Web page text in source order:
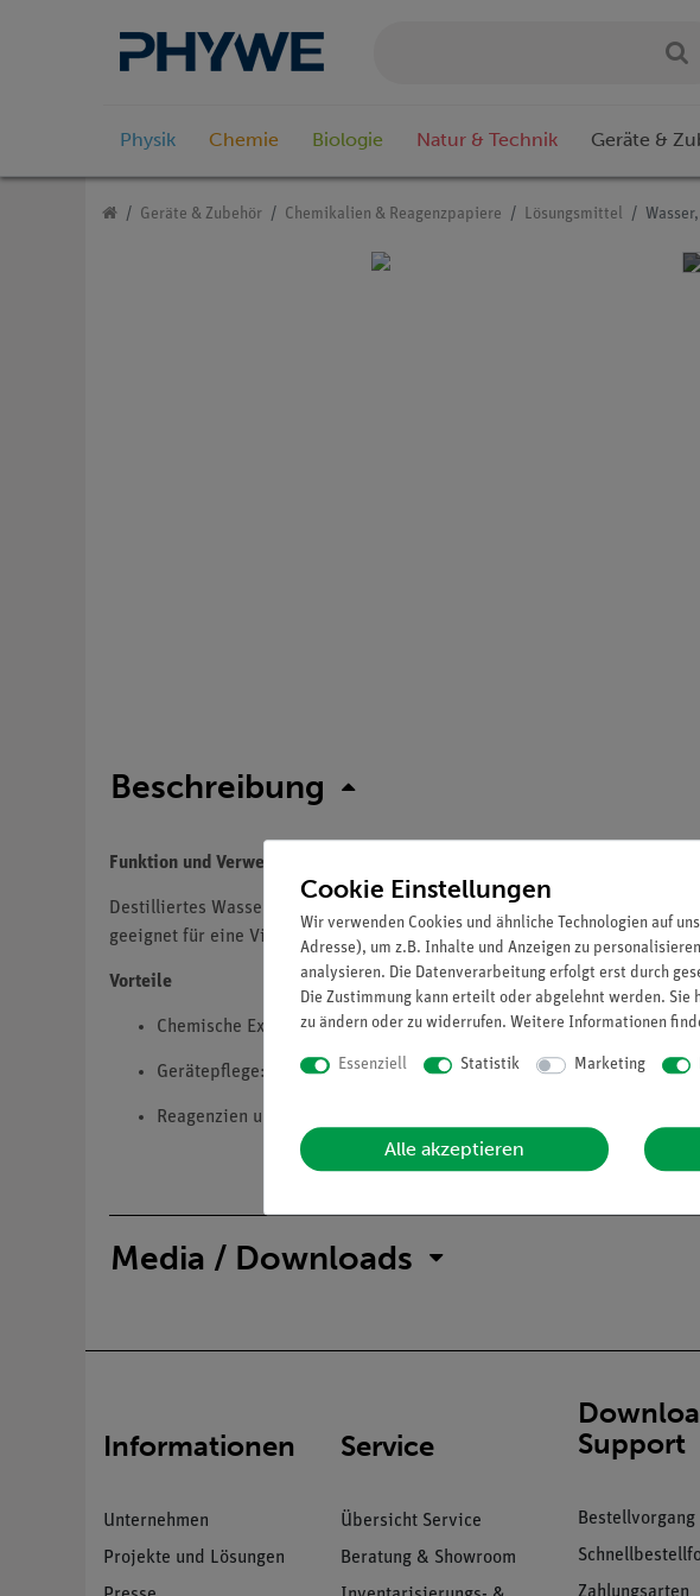
Physik Chemie Biologie Natur & Technik Geräte &
Geräte & Zubehör Chemikalien & Reagenzpapiere Lösungsmittel
Beschreibung
Funktion und Verwendung
Destilliertes Wasser ist ein unverzichtbares Element für präzise und
geeignet für eine Vielzahl von Anwendungen in den Fächern Chemie,
Vorteile
Chemische Experimente: Verhindert die Beeinflussung von
Gerätepflege: Schützt empfindliche Geräte und Instrumente vor
Reagenzien und Lösungen: Stellt sicher, dass keine zusätzlichen
Media / Downloads
Informationen
Unternehmen
Projekte und Lösungen
Service
Übersicht Service
Beratung & Showroom
Support
Bestellvorgang
Cookie Einstellungen
Wir verwenden Cookies und ähnliche Technologien auf
Adresse), um z.B. Inhalte und Anzeigen zu
analysieren. Die Datenverarbeitung erfolgt erst durch
Die Zustimmung kann erteilt oder abgelehnt werden.
zu ändern oder zu widerrufen. Weitere Informationen
Essenziell Statistik Marketing
Alle akzeptieren